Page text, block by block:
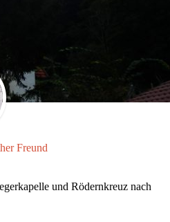
Freund
und Rödernkreuz nach